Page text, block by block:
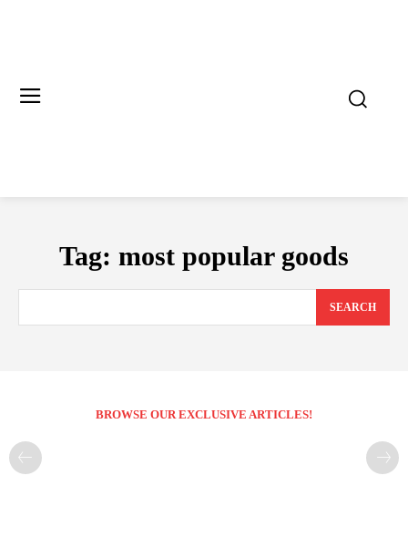
Tag: most popular goods
SEARCH
BROWSE OUR EXCLUSIVE ARTICLES!